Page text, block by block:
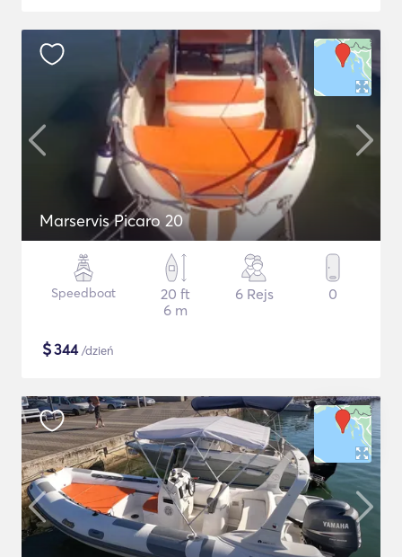
Marservis Picaro 20
Speedboat
20 ft
6 m
6 Rejs 0
$344/dzień